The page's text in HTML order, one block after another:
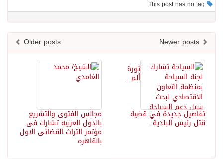
Older posts
مجالس الفتوى والتشريع
بالدول العربيه تشارك فى
مؤتمر التراث القضائى الاول
بالقاهره
ثورة
ألم ..
تفاصيل جديدة في قضية
قتل رئيس البلدية .